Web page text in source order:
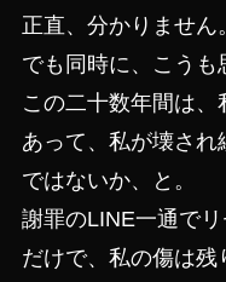
正直、分かりません。
でも同時に、こうも
この二十数年間は
あって、私が壊さ
ではないか、と。
謝罪のLINE一通で
だけで、私の傷は残